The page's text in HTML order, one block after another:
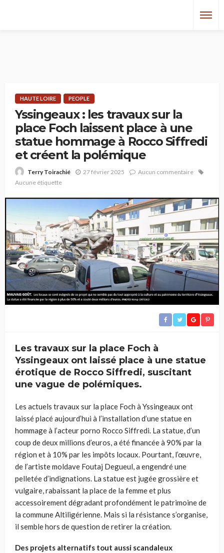
HAUTE LOIRE PEOPLE
Yssingeaux : les travaux sur la
place Foch laissent place à une
statue hommage à Rocco Siffredi
et créent la polémique
Terry Toirachié 27 février 2025
Aucun commentaire
Aucune étiquette
Les travaux sur la place Foch à
Yssingeaux ont laissé place à une statue
érotique de Rocco Siffredi, suscitant
une vague de polémiques.
Les actuels travaux sur la place Foch à Yssingeaux ont
laissé placé aujourd’hui à l’installation d’une statue en
hommage à l’acteur porno Rocco Siffredi. La statue, d’un
coup de deux millions d’euros, a été financée à 90% par la
région et à 10% par les impôts locaux. Pourtant, l’œuvre,
de l’artiste moldave Foutaj Degueul, a engendré une
pelletée d’indignations. La statue est jugée grossière et
vulgaire, rabaissant la place de la femme et plus
accessoirement dégradant profondément le patrimoine de
la commune Altiligérienne. Mais si la résistance s’organise,
il semble hors de question de retirer la création.
Des projets alternatifs tout aussi scandaleux